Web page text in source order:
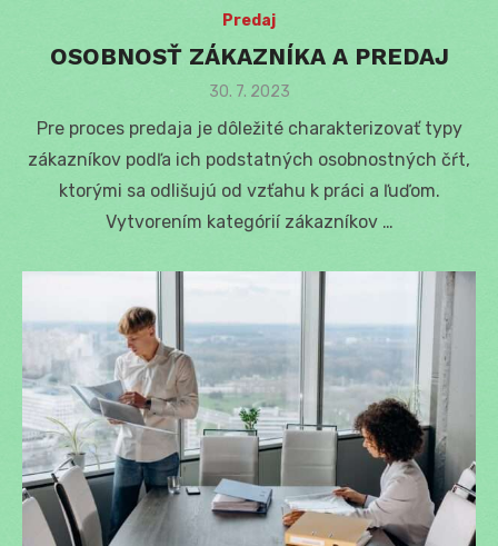
Predaj
OSOBNOSŤ ZÁKAZNÍKA A PREDAJ
Posted
30. 7. 2023
Pre proces predaja je dôležité charakterizovať typy
zákazníkov podľa ich podstatných osobnostných čŕt,
ktorými sa odlišujú od vzťahu k práci a ľuďom.
Vytvorením kategórií zákazníkov …